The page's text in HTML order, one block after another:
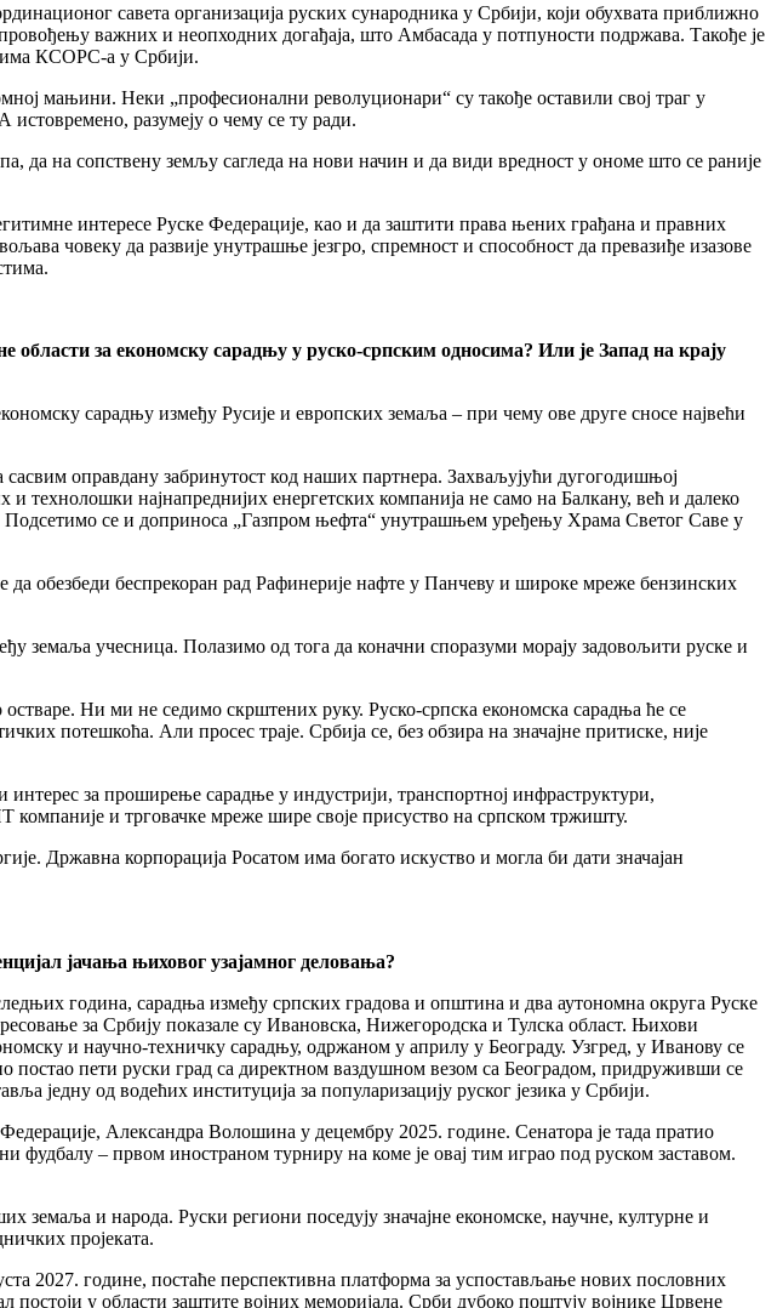
савета организација руских сународника у Србији, који обухвата приближно
важних и неопходних догађаја, што Амбасада у потпуности подржава. Такође је
КСОРС-а у Србији.
мањини. Неки „професионални револуционари“ су такође оставили свој траг у
истовремено, разумеју о чему се ту ради.
да на сопствену земљу сагледа на нови начин и да види вредност у ономе што се раније
интересе Руске Федерације, као и да заштити права њених грађана и правних
човеку да развије унутрашње језгро, спремност и способност да превазиђе изазове
за економску сарадњу у руско-српским односима? Или је Запад на крају
сарадњу између Русије и европских земаља – при чему ове друге сносе највећи
оправдану забринутост код наших партнера. Захваљујући дугогодишњој
технолошки најнапреднијих енергетских компанија не само на Балкану, већ и далеко
се и доприноса „Газпром њефта“ унутрашњем уређењу Храма Светог Саве у
обезбеди беспрекоран рад Рафинерије нафте у Панчеву и широке мреже бензинских
земаља учесница. Полазимо од тога да коначни споразуми морају задовољити руске и
Ни ми не седимо скрштених руку. Руско-српска економска сарадња ће се
потешкоћа. Али просес траје. Србија се, без обзира на значајне притиске, није
интерес за проширење сарадње у индустрији, транспортној инфраструктури,
компаније и трговачке мреже шире своје присуство на српском тржишту.
Државна корпорација Росатом има богато искуство и могла би дати значајан
јачања њиховог узајамног деловања?
година, сарадња између српских градова и општина и два аутономна округа Руске
за Србију показале су Ивановска, Нижегородска и Тулска област. Њихови
и научно-техничку сарадњу, одржаном у априлу у Београду. Узгред, у Иванову се
постао пети руски град са директном ваздушном везом са Београдом, придруживши се
једну од водећих институција за популаризацију руског језика у Србији.
Александра Волошина у децембру 2025. године. Сенатора је тада пратио
– првом иностраном турниру на коме је овај тим играо под руском заставом.
земаља и народа. Руски региони поседују значајне економске, научне, културне и
пројеката.
2027. године, постаће перспективна платформа за успостављање нових пословних
у области заштите војних меморијала. Срби дубоко поштују војнике Црвене